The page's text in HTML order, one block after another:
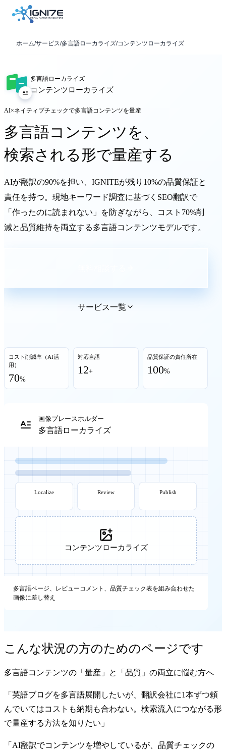
ホーム/サービス/多言語ローカライズ/コンテンツローカライズ
多言語ローカライズ
コンテンツローカライズ
AI×ネイティブチェックで多言語コンテンツを量産
多言語コンテンツを、
検索される形で量産する
AIが翻訳の90%を担い、IGNITEが残り10%の品質保証と
責任を持つ。現地キーワード調査に基づくSEO翻訳で
「作ったのに読まれない」を防ぎながら、コスト70%削
減と品質維持を両立する多言語コンテンツモデルです。
サービス一覧
コスト削減率（AI活
用）
70%
対応言語
12+
品質保証の責任所在
100%
画像プレースホルダー
多言語ローカライズ
Localize Review Publish
コンテンツローカライズ
多言語ページ、レビューコメント、品質チェック表を組み合わせた
画像に差し替え
こんな状況の方のためのページです
多言語コンテンツの「量産」と「品質」の両立に悩む方へ
「英語ブログを多言語展開したいが、翻訳会社に1本ずつ頼
んでいてはコストも納期も合わない。検索流入につながる形
で量産する方法を知りたい」
「AI翻訳でコンテンツを増やしているが、品質チェックの